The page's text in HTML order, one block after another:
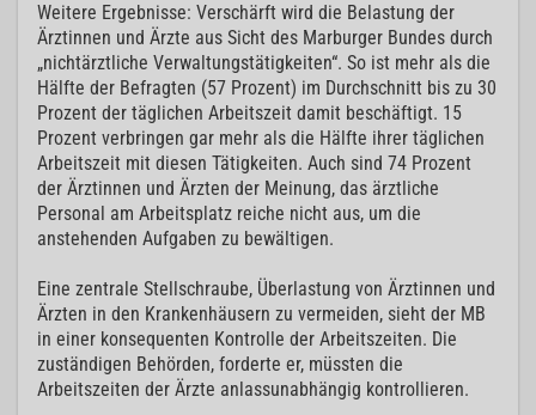
Weitere Ergebnisse: Verschärft wird die Belastung der
Ärztinnen und Ärzte aus Sicht des Marburger Bundes durch
„nichtärztliche Verwaltungstätigkeiten“. So ist mehr als die
Hälfte der Befragten (57 Prozent) im Durchschnitt bis zu 30
Prozent der täglichen Arbeitszeit damit beschäftigt. 15
Prozent verbringen gar mehr als die Hälfte ihrer täglichen
Arbeitszeit mit diesen Tätigkeiten. Auch sind 74 Prozent
der Ärztinnen und Ärzten der Meinung, das ärztliche
Personal am Arbeitsplatz reiche nicht aus, um die
anstehenden Aufgaben zu bewältigen.
Eine zentrale Stellschraube, Überlastung von Ärztinnen und
Ärzten in den Krankenhäusern zu vermeiden, sieht der MB
in einer konsequenten Kontrolle der Arbeitszeiten. Die
zuständigen Behörden, forderte er, müssten die
Arbeitszeiten der Ärzte anlassunabhängig kontrollieren.